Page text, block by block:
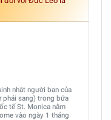
nhật người bạn của
phải sang) trong bữa
tế St. Monica nằm
vào ngày 1 tháng